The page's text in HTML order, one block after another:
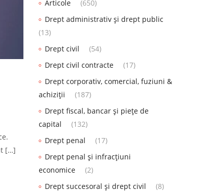
[…]
Articole
(650)
Drept administrativ și drept public
(13)
Drept civil
(54)
Drept civil contracte
(17)
Drept corporativ, comercial, fuziuni &
achiziții
(187)
Drept fiscal, bancar și piețe de
capital
(132)
Drept penal
(17)
Drept penal și infracțiuni
economice
(2)
Drept succesoral și drept civil
(8)